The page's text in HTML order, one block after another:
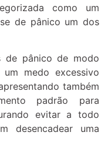
como um
de pânico um dos
de pânico de modo
um medo excessivo
também
padrão para
evitar a todo
desencadear uma